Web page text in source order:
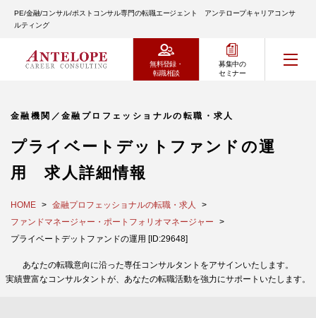
PE/金融/コンサル/ポストコンサル専門の転職エージェント アンテロープキャリアコンサ
ルティング
無料登録・
転職相談
募集中の
セミナー
金融機関／金融プロフェッショナルの転職・求人
プライベートデットファンドの運
用 求人詳細情報
HOME
金融プロフェッショナルの転職・求人
ファンドマネージャー・ポートフォリオマネージャー
プライベートデットファンドの運用 [ID:29648]
あなたの転職意向に沿った専任コンサルタントをアサインいたします。
実績豊富なコンサルタントが、あなたの転職活動を強力にサポートいたします。